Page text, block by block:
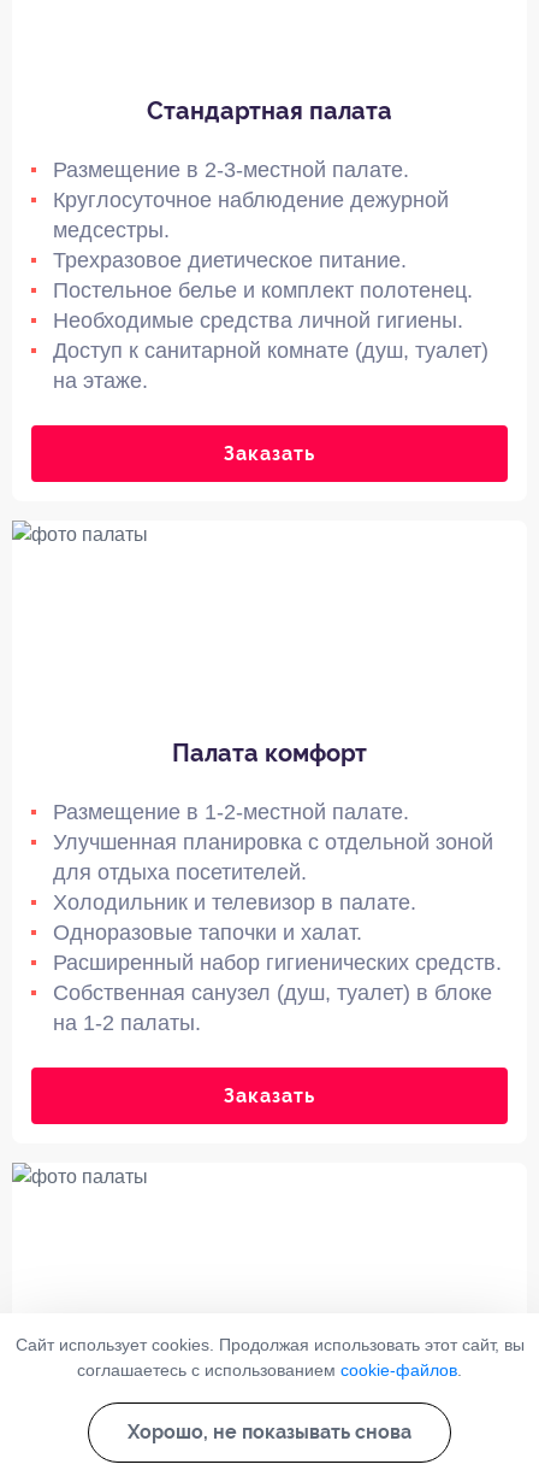
Стандартная палата
Размещение в 2-3-местной палате.
Круглосуточное наблюдение дежурной
медсестры.
Трехразовое диетическое питание.
Постельное белье и комплект полотенец.
Необходимые средства личной гигиены.
Доступ к санитарной комнате (душ, туалет)
на этаже.
Заказать
Палата комфорт
Размещение в 1-2-местной палате.
Улучшенная планировка с отдельной зоной
для отдыха посетителей.
Холодильник и телевизор в палате.
Одноразовые тапочки и халат.
Расширенный набор гигиенических средств.
Собственная санузел (душ, туалет) в блоке
на 1-2 палаты.
Заказать
(VIP)
Сайт использует cookies. Продолжая использовать этот сайт, вы
соглашаетесь с использованием cookie-файлов
Хорошо, не показывать снова